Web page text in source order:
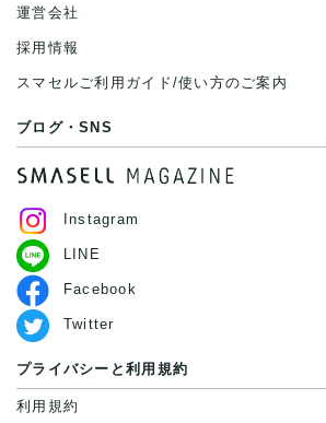
運営会社
採用情報
スマセルご利用ガイド/使い方のご案内
ブログ・SNS
Instagram
LINE
Facebook
Twitter
プライバシーと利用規約
利用規約